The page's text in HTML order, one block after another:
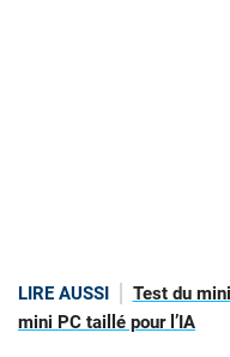
LIRE AUSSI
Test du
mini PC taillé pour l’IA